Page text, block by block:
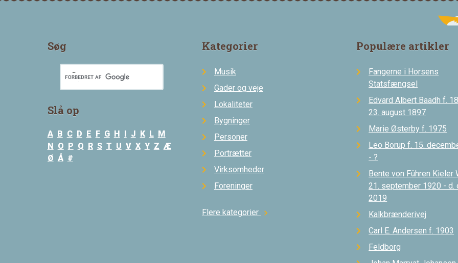
Søg
Slå op
A B C D E F G H I J K L M
N O P Q R S T U V X Y Z Æ
Ø Å #
Kategorier
Musik
Gader og veje
Lokaliteter
Bygninger
Personer
Portrætter
Virksomheder
Foreninger
Flere kategorier chevron_right
Populære artikler
Fangerne i Horsens
Statsfængsel
Edvard Albert Baadh f.
23. august 1897
Marie Østerby f. 1975
Leo Borup f. 15.
- ?
Bente von Führen Kieler
21. september 1920 - d.
2019
Kalkbrænderivej
Carl E. Andersen f. 1903
Feldborg